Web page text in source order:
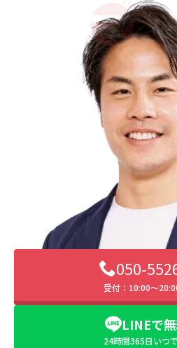
050-
受付：10:00〜
LINEで無
24時間365日いつ